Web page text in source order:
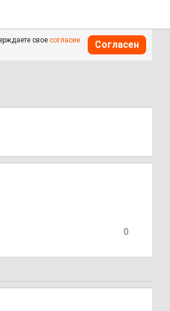
свое согласие
Согласен
0